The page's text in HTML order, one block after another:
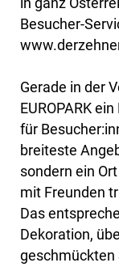
Besucher-
Gerade in der
EUROPARK
für
breiteste
sondern ein
mit Freunden
Das
Dekoration,
geschmückten